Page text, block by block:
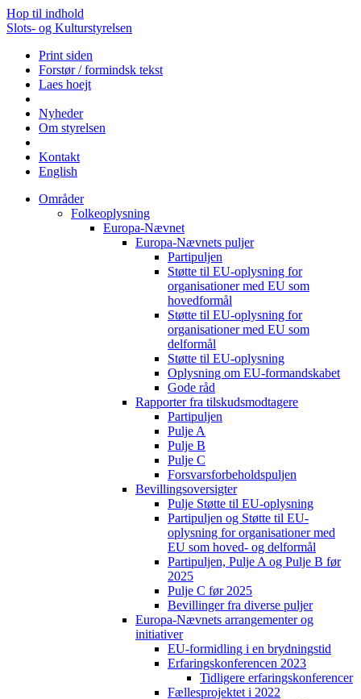
Hop til indhold
Slots- og Kulturstyrelsen
Print siden
Forstør / formindsk tekst
Laes hoejt
Nyheder
Om styrelsen
Kontakt
English
Områder
Folkeoplysning
Europa-Nævnet
Europa-Nævnets puljer
Partipuljen
Støtte til EU-oplysning for
organisationer med EU som
hovedformål
Støtte til EU-oplysning for
organisationer med EU som
delformål
Støtte til EU-oplysning
Oplysning om EU-formandskabet
Gode råd
Rapporter fra tilskudsmodtagere
Partipuljen
Pulje A
Pulje B
Pulje C
Forsvarsforbeholdspuljen
Bevillingsoversigter
Pulje Støtte til EU-oplysning
Partipuljen og Støtte til EU-
oplysning for organisationer med
EU som hoved- og delformål
Partipuljen, Pulje A og Pulje B før
2025
Pulje C før 2025
Bevillinger fra diverse puljer
Europa-Nævnets arrangementer og
initiativer
EU-formidling i en brydningstid
Erfaringskonferencen 2023
Tidligere erfaringskonferencer
Fællesprojektet i 2022